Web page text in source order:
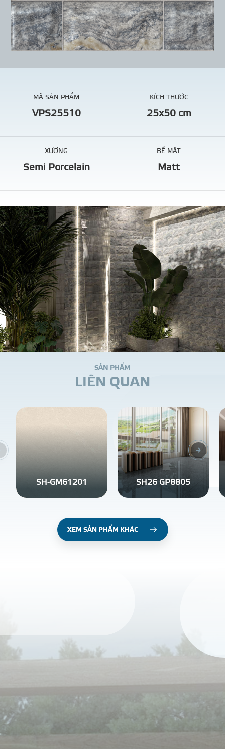
TIN SỰ KIỆN
TIN CHUYÊN MÔN
MÃ SẢN PHẨM
VPS25510
KÍCH THƯỚC
25x50 cm
XƯƠNG
Semi Porcelain
BỀ MẶT
Matt
SẢN PHẨM
LIÊN QUAN
SH-GM61201 SH26 GP8805
XEM SẢN PHẨM KHÁC